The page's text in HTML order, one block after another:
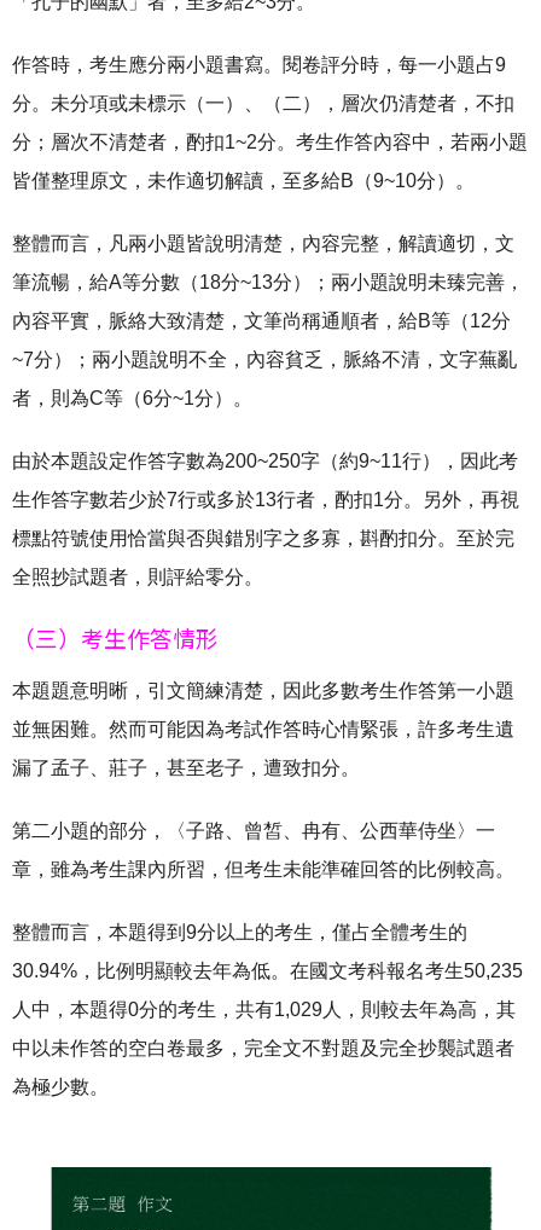
作答時，考生應分兩小題書寫。閱卷評分時，每一小題占9
分。未分項或未標示（一）、（二），層次仍清楚者，不扣
分；層次不清楚者，酌扣1~2分。考生作答內容中，若兩小題
皆僅整理原文，未作適切解讀，至多給B（9~10分）。
整體而言，凡兩小題皆說明清楚，內容完整，解讀適切，文
筆流暢，給A等分數（18分~13分）；兩小題說明未臻完善，
內容平實，脈絡大致清楚，文筆尚稱通順者，給B等（12分
~7分）；兩小題說明不全，內容貧乏，脈絡不清，文字蕪亂
者，則為C等（6分~1分）。
由於本題設定作答字數為200~250字（約9~11行），因此考
生作答字數若少於7行或多於13行者，酌扣1分。另外，再視
標點符號使用恰當與否與錯別字之多寡，斟酌扣分。至於完
全照抄試題者，則評給零分。
（三）考生作答情形
本題題意明晰，引文簡練清楚，因此多數考生作答第一小題
並無困難。然而可能因為考試作答時心情緊張，許多考生遺
漏了孟子、莊子，甚至老子，遭致扣分。
第二小題的部分，〈子路、曾皙、冉有、公西華侍坐〉一
章，雖為考生課內所習，但考生未能準確回答的比例較高。
整體而言，本題得到9分以上的考生，僅占全體考生的
30.94%，比例明顯較去年為低。在國文考科報名考生50,235
人中，本題得0分的考生，共有1,029人，則較去年為高，其
中以未作答的空白卷最多，完全文不對題及完全抄襲試題者
為極少數。